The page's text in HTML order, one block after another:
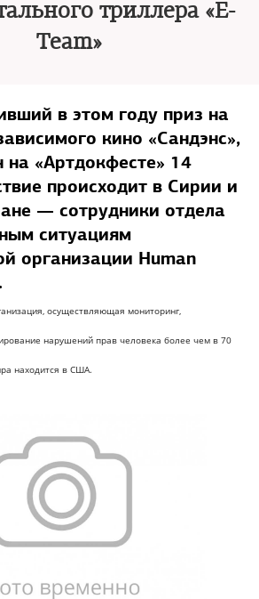
триллера «E-
Team»
в этом году приз на
кино «Сандэнс»,
на «Артдокфесте» 14
происходит в Сирии и
— сотрудники отдела
ситуациям
организации Human
осуществляющая мониторинг,
нарушений прав человека более чем в 70
находится в США.